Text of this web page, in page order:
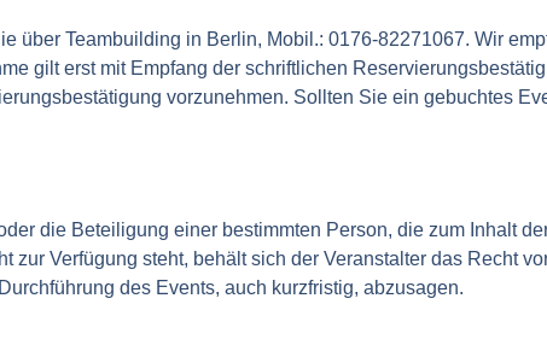
über Teambuilding in Berlin, Mobil.: 0176-82271067. Wir
gilt erst mit Empfang der schriftlichen
vorzunehmen. Sollten Sie ein gebuchtes
die Beteiligung einer bestimmten Person, die zum Inhalt
Verfügung steht, behält sich der Veranstalter das Recht
des Events, auch kurzfristig, abzusagen.